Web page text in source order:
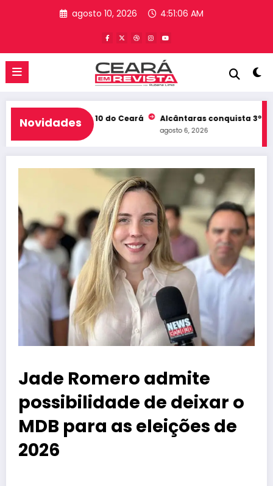
agosto 10, 2026 4:51:07 AM
Novidades
e entra no Top 10 do Ceará Alcântaras conquista 3º lugar
agosto 6, 2026
Jade Romero admite
possibilidade de deixar o
MDB para as eleições de
2026